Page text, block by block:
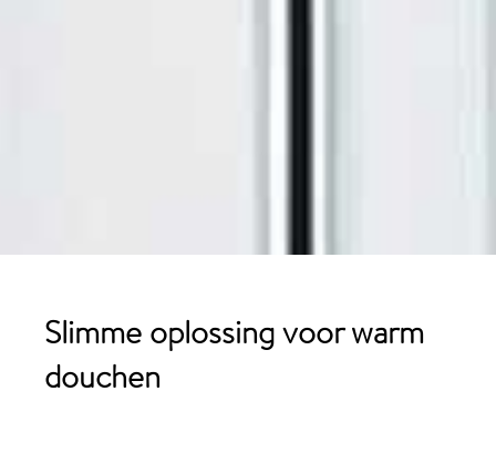
Slimme oplossing voor warm
douchen